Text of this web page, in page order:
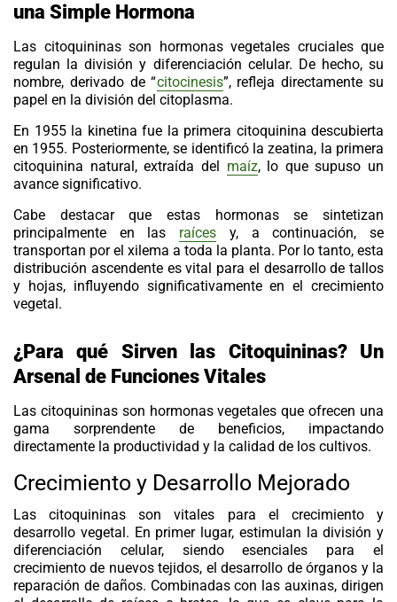
una Simple Hormona
Las citoquininasson hormonas vegetales cruciales que
regulan la división y diferenciación celular. De hecho, su
nombre, derivado de “citocinesis”, refleja directamente su
papel en la división del citoplasma.
En 1955 la kinetina fue la primera citoquinina descubierta
en 1955. Posteriormente, se identificó la zeatina, la primera
citoquinina natural, extraída del maíz, lo que supuso un
avance significativo.
Cabe destacar que estas hormonas se sintetizan
principalmente en las raíces y, a continuación, se
transportan por el xilema a toda la planta. Por lo tanto, esta
distribución ascendente es vital para el desarrollo de tallos
y hojas, influyendo significativamente en el crecimiento
vegetal.
¿Para qué Sirven las Citoquininas? Un
Arsenal de Funciones Vitales
Las citoquininasson hormonas vegetales que ofrecen una
gama sorprendente de beneficios, impactando
directamente la productividad y la calidad de los cultivos.
Crecimiento y Desarrollo Mejorado
Lascitoquininas son vitales para el crecimiento y
desarrollo vegetal. En primer lugar, estimulan la división y
diferenciación celular, siendo esenciales para el
crecimiento de nuevos tejidos, el desarrollo de órganos y la
reparación de daños. Combinadas con las auxinas, dirigen